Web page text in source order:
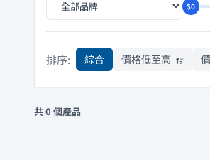
$0
排序: 綜合 價格低至高
共 0 個產品